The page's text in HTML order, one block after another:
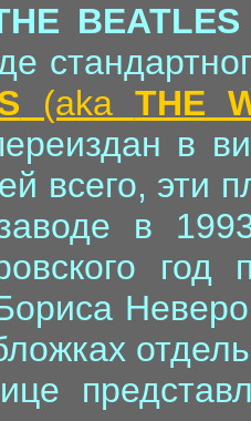
BEATLES
(aka THE
в
всего, эти
в
год